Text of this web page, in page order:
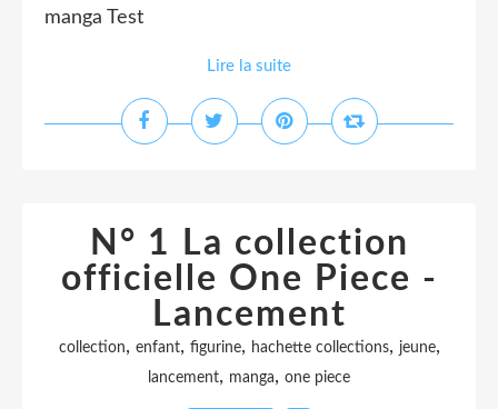
manga Test
Lire la suite
N° 1 La collection
officielle One Piece -
Lancement
collection, enfant, figurine, hachette collections, jeune,
lancement, manga, one piece